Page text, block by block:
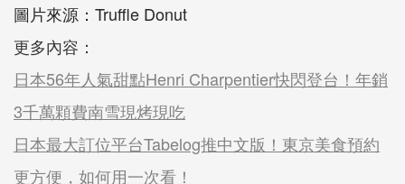
圖片來源：Truffle Donut
更多內容：
日本56年人氣甜點Henri Charpentier快閃登台！年銷
3千萬顆費南雪現烤現吃
日本最大訂位平台Tabelog推中文版！東京美食預約
更方便，如何用一次看！